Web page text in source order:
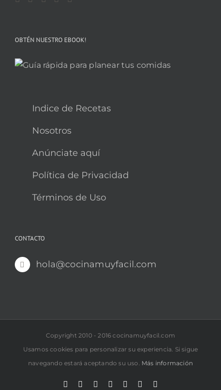
OBTÉN NUESTRO EBOOK!
Indice de Recetas
Nosotros
Anúnciate aquí
Política de Privacidad
Términos de Uso
CONTACTO
hola@cocinamuyfacil.com
Copyright 2010 - 2016 cocinamuyfacil.com
Usamos cookies para personalizar su experiencia. Si sigue
navegando estará aceptando su uso. Más información
Rss
CorreoYouTubePinterestInstagram